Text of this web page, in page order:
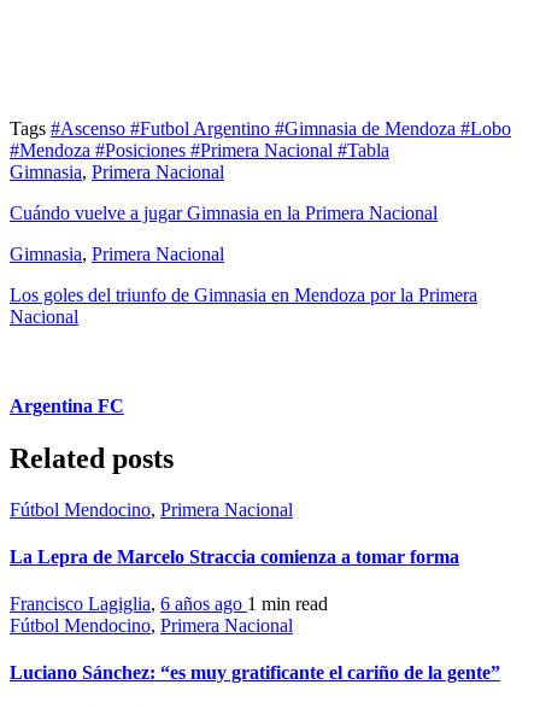
Tags #Ascenso #Futbol Argentino #Gimnasia de Mendoza #Lobo
#Mendoza #Posiciones #Primera Nacional #Tabla
Gimnasia, Primera Nacional
Cuándo vuelve a jugar Gimnasia en la Primera Nacional
Gimnasia, Primera Nacional
Los goles del triunfo de Gimnasia en Mendoza por la Primera
Nacional
Argentina FC
Related posts
Fútbol Mendocino, Primera Nacional
La Lepra de Marcelo Straccia comienza a tomar forma
Francisco Lagiglia, 6 años ago 1 min read
Fútbol Mendocino, Primera Nacional
Luciano Sánchez: “es muy gratificante el cariño de la gente”